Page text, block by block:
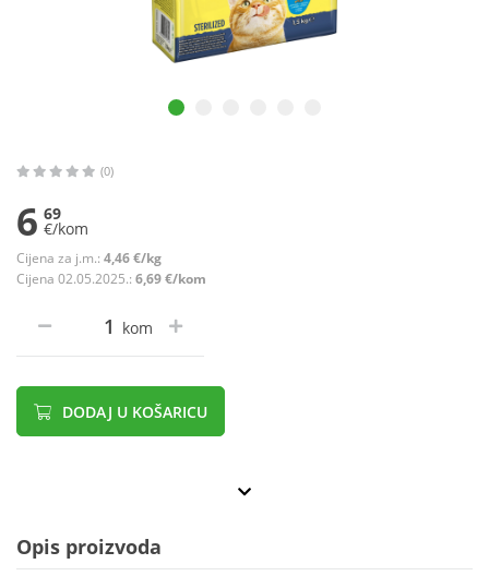
(0)
6 69
€/kom
Cijena za j.m.: 4,46 €/kg
Cijena 02.05.2025.: 6,69 €/kom
kom
DODAJ U KOŠARICU
Opis proizvoda